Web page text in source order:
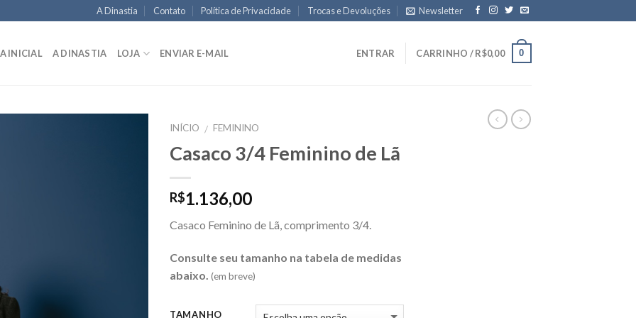
A Dinastia Contato Política de Privacidade Trocas e Devoluções Newsletter
INICIAL A DINASTIA LOJA ENVIAR E-MAIL ENTRAR CARRINHO /R$0,00 0
INÍCIO / FEMININO
Casaco 3/4 Feminino de Lã
R$1.136,00
Casaco Feminino de Lã, comprimento 3/4.
Consulte seu tamanho na tabela de medidas
abaixo. (em breve)
TAMANHO